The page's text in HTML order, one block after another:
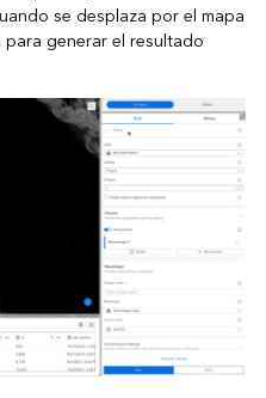
se desplaza por el mapa
generar el resultado